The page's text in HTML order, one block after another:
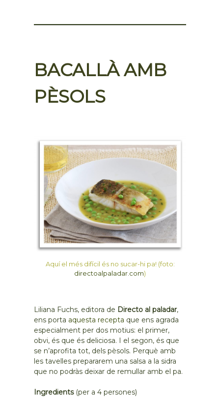
BACALLÀ AMB
PÈSOLS
Aquí el més difícil és no sucar-hi pa! (foto:
directoalpaladar.com)
Liliana Fuchs, editora de Directo al paladar,
ens porta aquesta recepta que ens agrada
especialment per dos motius: el primer,
obvi, és que és deliciosa. I el segon, és que
se n’aprofita tot, dels pèsols. Perquè amb
les tavelles prepararem una salsa a la sidra
que no podràs deixar de remullar amb el pa.
Ingredients (per a 4 persones)